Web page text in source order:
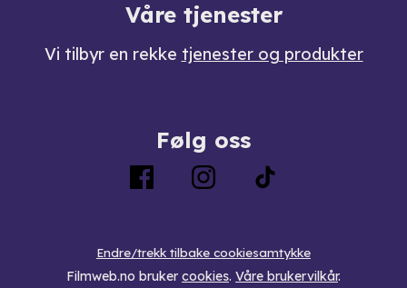
Våre tjenester
Vi tilbyr en rekke tjenester og produkter
Følg oss
Endre/trekk tilbake cookiesamtykke
Filmweb.no bruker cookies. Våre brukervilkår.